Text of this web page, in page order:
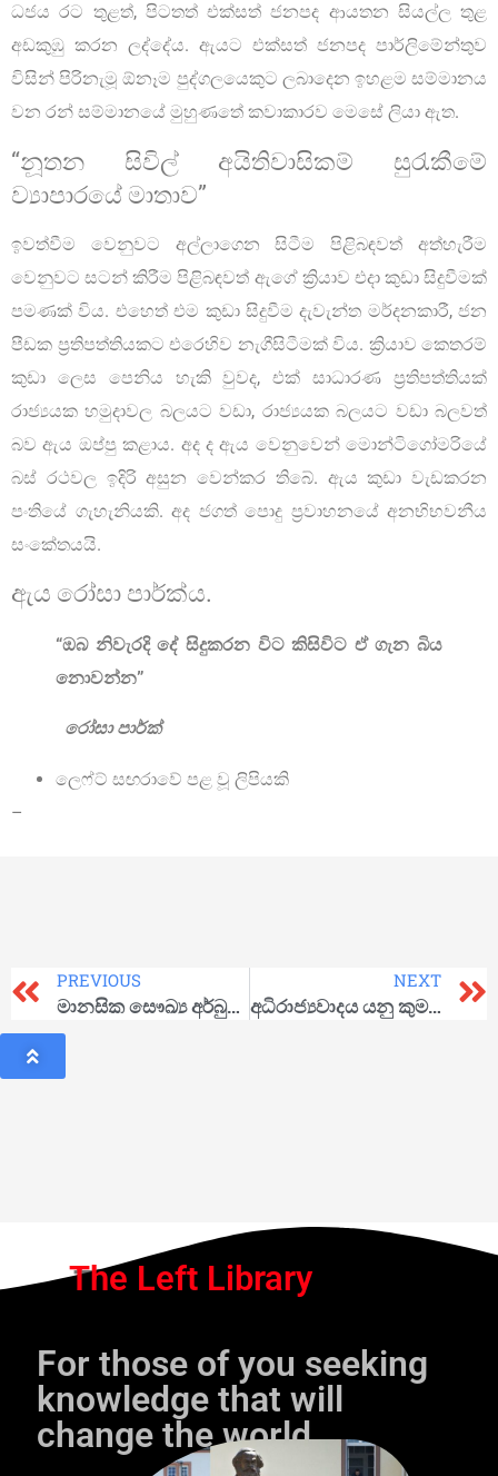
ධජය රට තුළත්, පිටතත් එක්සත් ජනපද ආයතන සියල්ල තුළ
අඩකුඹු කරන ලද්දේය. ඇයට එක්සත් ජනපද පාර්ලිමේන්තුව
විසින් පිරිනැමූ ඕනෑම පුද්ගලයෙකුට ලබාදෙන ඉහළම සම්මානය
වන රන් සම්මානයේ මුහුණතේ කවාකාරව මෙසේ ලියා ඇත.
“නූතන සිවිල් අයිතිවාසිකම් සුරැකීමේ
ව්‍යාපාරයේ මාතාව”
ඉවත්වීම වෙනුවට අල්ලාගෙන සිටීම පිළිබඳවත් අත්හැරීම
වෙනුවට සටන් කිරීම පිළිබඳවත් ඇගේ ක්‍රියාව එදා කුඩා සිදුවීමක්
පමණක් විය. එහෙත් එම කුඩා සිදුවීම දැවැන්ත මර්දනකාරී, ජන
පීඩක ප්‍රතිපත්තියකට එරෙහිව නැගීසිටීමක් විය. ක්‍රියාව කෙතරම්
කුඩා ලෙස පෙනිය හැකි වුවද, එක් සාධාරණ ප්‍රතිපත්තියක්
රාජ්‍යයක හමුදාවල බලයට වඩා, රාජ්‍යයක බලයට වඩා බලවත්
බව ඇය ඔප්පු කළාය. අද ද ඇය වෙනුවෙන් මොන්ටිගෝමරියේ
බස් රථවල ඉදිරි අසුන වෙන්කර තිබේ. ඇය කුඩා වැඩකරන
පංතියේ ගැහැනියකි. අද ජගත් පොදු ප්‍රවාහනයේ අනභිභවනීය
සංකේතයයි.
ඇය රෝසා පාර්ක්ය.
“ඔබ නිවැරදි දේ සිදුකරන විට කිසිවිට ඒ ගැන බිය
නොවන්න”
රෝසා පාර්ක්
ලෙෆ්ට් සඟරාවේ පළ වූ ලිපියකි
–
PREVIOUS
මානසික සෞඛ්‍ය අර්බුදයට විසඳුමක් ගෙන ආ හැක්කේ, සමාජවාදී සමාජයක් ගොඩනැගීමෙන් පමණය
NEXT
අධිරාජ්‍යවාදය යනු කුමක්ද?
The Left Library
For those of you seeking
knowledge that will
change the world